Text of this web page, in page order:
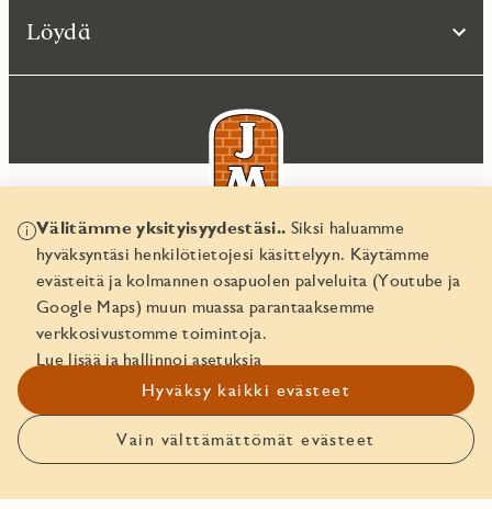
Välitämme yksityisyydestäsi.. Siksi haluamme
hyväksyntäsi henkilötietojesi käsittelyyn. Käytämme
evästeitä ja kolmannen osapuolen palveluita (Youtube ja
Google Maps) muun muassa parantaaksemme
verkkosivustomme toimintoja.
Lue lisää ja hallinnoi asetuksia
Hyväksy kaikki evästeet
Vain välttämättömät evästeet
Löydä
© JM Suomi OY 2026
Yritystunnus 1974161-8